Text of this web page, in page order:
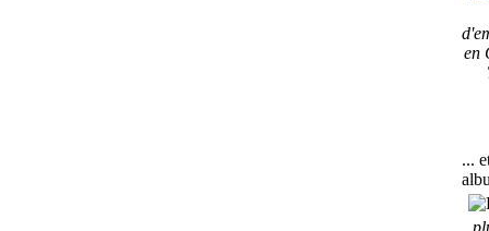
en
...